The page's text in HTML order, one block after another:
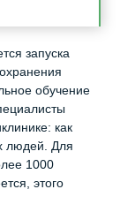
запуска
обучение
как
людей. Для
1000
этого